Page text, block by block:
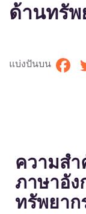
ด้านทรั
แบ่งปันบน
ความส
ภาษาอัง
ทรัพยา